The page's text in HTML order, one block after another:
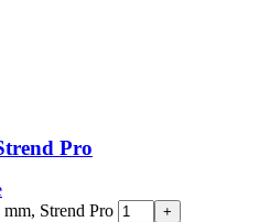
Pro
Strend Pro